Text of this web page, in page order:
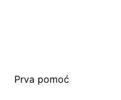
Prva pomoć